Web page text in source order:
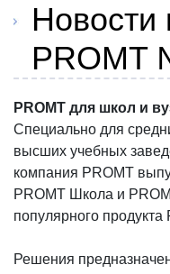
Новости
PROMT
PROMT для школ и
Специально для
высших учебных
компания PROMT
PROMT Школа и
популярного
Решения